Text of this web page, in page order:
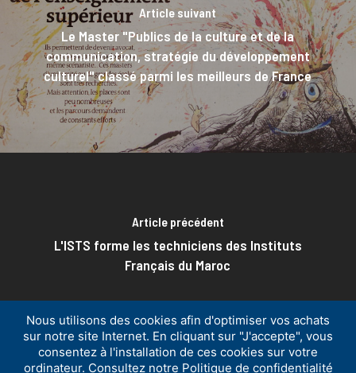
Article suivant
Le Master "Publics de la culture et de la
communication, stratégie du développement
culturel" classé parmi les meilleurs de France
Article précédent
L'ISTS forme les techniciens des Instituts
Français du Maroc
Nous utilisons des cookies afin d'optimiser vos achats
sur notre site Internet. En cliquant sur "J'accepte", vous
consentez à l'installation de ces cookies sur votre
ordinateur. Consultez notre Politique de confidentialité